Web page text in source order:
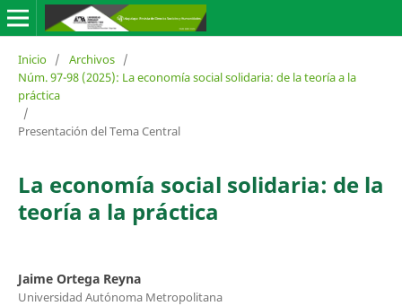
Inicio / Archivos /
Núm. 97-98 (2025): La economía social solidaria: de la teoría a la
práctica
/
Presentación del Tema Central
La economía social solidaria: de la
teoría a la práctica
Jaime Ortega Reyna
Universidad Autónoma Metropolitana